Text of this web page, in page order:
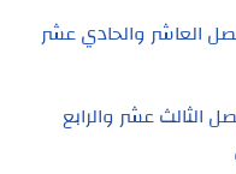
العاشر والحادي عشر
الثالث عشر والرابع